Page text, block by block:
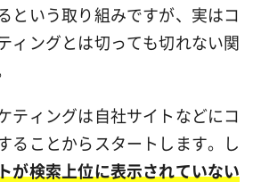
という取り組みですが、実はコ
ィングとは切っても切れない関
ティングは自社サイトなどにコ
ることからスタートします。し
が検索上位に表示されていない